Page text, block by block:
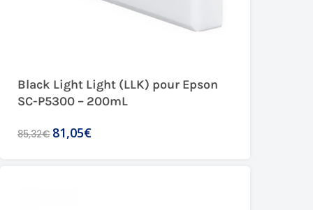
Black Light Light (LLK) pour Epson
SC-P5300 – 200mL
85,32€ 81,05€